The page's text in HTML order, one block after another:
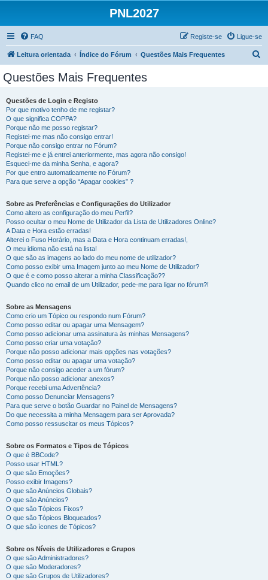
PNL2027
FAQ Ligue-se
Registe-se
Leitura orientada Índice do Fórum Questões Mais Frequentes
Questões Mais Frequentes
Questões de Login e Registo
Por que motivo tenho de me registar?
O que significa COPPA?
Porque não me posso registar?
Registei-me mas não consigo entrar!
Porque não consigo entrar no Fórum?
Registei-me e já entrei anteriormente, mas agora não consigo!
Esqueci-me da minha Senha, e agora?
Por que entro automaticamente no Fórum?
Para que serve a opção “Apagar cookies” ?
Sobre as Preferências e Configurações do Utilizador
Como altero as configuração do meu Perfil?
Posso ocultar o meu Nome de Utilizador da Lista de Utilizadores Online?
A Data e Hora estão erradas!
Alterei o Fuso Horário, mas a Data e Hora continuam erradas!,
O meu idioma não está na lista!
O que são as imagens ao lado do meu nome de utilizador?
Como posso exibir uma Imagem junto ao meu Nome de Utilizador?
O que é e como posso alterar a minha Classificação??
Quando clico no email de um Utilizador, pede-me para ligar no fórum?!
Sobre as Mensagens
Como crio um Tópico ou respondo num Fórum?
Como posso editar ou apagar uma Mensagem?
Como posso adicionar uma assinatura às minhas Mensagens?
Como posso criar uma votação?
Porque não posso adicionar mais opções nas votações?
Como posso editar ou apagar uma votação?
Porque não consigo aceder a um fórum?
Porque não posso adicionar anexos?
Porque recebi uma Advertência?
Como posso Denunciar Mensagens?
Para que serve o botão Guardar no Painel de Mensagens?
Do que necessita a minha Mensagem para ser Aprovada?
Como posso ressuscitar os meus Tópicos?
Sobre os Formatos e Tipos de Tópicos
O que é BBCode?
Posso usar HTML?
O que são Emoções?
Posso exibir Imagens?
O que são Anúncios Globais?
O que são Anúncios?
O que são Tópicos Fixos?
O que são Tópicos Bloqueados?
O que são ícones de Tópicos?
Sobre os Níveis de Utilizadores e Grupos
O que são Administradores?
O que são Moderadores?
O que são Grupos de Utilizadores?